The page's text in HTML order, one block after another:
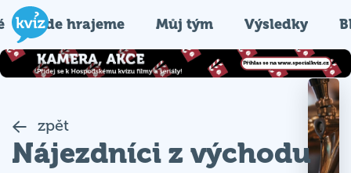
Kde hrajeme Můj tým Výsledky
zpět
Nájezdníci z východu